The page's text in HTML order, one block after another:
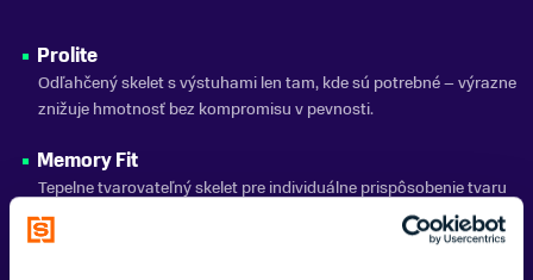
KLIPSY
4 klipsy
SEZÓNA
ZNAČKA
Prolite
Odľahčený skelet s výstuhami len tam, kde sú potrebné – výrazne
znižuje hmotnosť bez kompromisu v pevnosti.
Memory Fit
Tepelne tvarovateľný skelet pre individuálne prispôsobenie tvaru
nohy.